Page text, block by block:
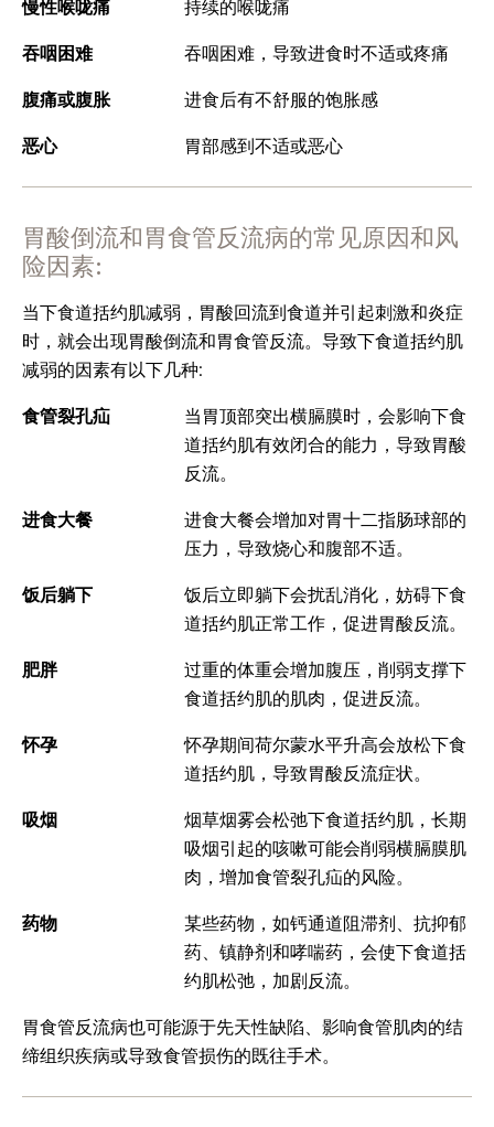
慢性喉咙痛 持续的喉咙痛
吞咽困难 吞咽困难，导致进食时不适或疼痛
腹痛或腹胀 进食后有不舒服的饱胀感
恶心 胃部感到不适或恶心
胃酸倒流和胃食管反流病的常见原因和风
险因素:
当下食道括约肌减弱，胃酸回流到食道并引起刺激和炎症
时，就会出现胃酸倒流和胃食管反流。导致下食道括约肌
减弱的因素有以下几种:
食管裂孔疝
当胃顶部突出横膈膜时，会影响下食
道括约肌有效闭合的能力，导致胃酸
反流。
进食大餐
进食大餐会增加对胃十二指肠球部的
压力，导致烧心和腹部不适。
饭后躺下
饭后立即躺下会扰乱消化，妨碍下食
道括约肌正常工作，促进胃酸反流。
肥胖
过重的体重会增加腹压，削弱支撑下
食道括约肌的肌肉，促进反流。
怀孕
怀孕期间荷尔蒙水平升高会放松下食
道括约肌，导致胃酸反流症状。
吸烟
烟草烟雾会松弛下食道括约肌，长期
吸烟引起的咳嗽可能会削弱横膈膜肌
肉，增加食管裂孔疝的风险。
药物
某些药物，如钙通道阻滞剂、抗抑郁
药、镇静剂和哮喘药，会使下食道括
约肌松弛，加剧反流。
胃食管反流病也可能源于先天性缺陷、影响食管肌肉的结
缔组织疾病或导致食管损伤的既往手术。